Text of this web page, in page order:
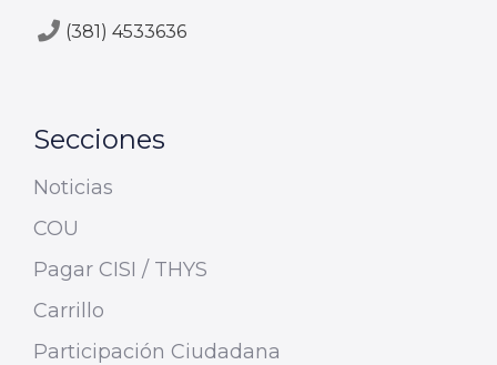
(381) 4533636
Secciones
Noticias
COU
Pagar CISI / THYS
Carrillo
Participación Ciudadana